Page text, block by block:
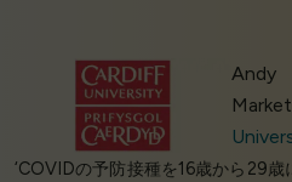
‘COVIDの予防接種を16歳から29